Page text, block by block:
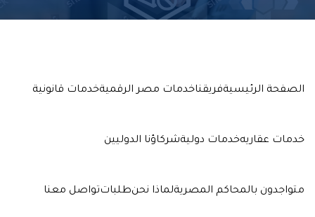
الصفحة الرئيسيةفريقناخدمات مصر الرقميةخدمات قانونية
خدمات عقاريهخدمات دوليةشركاؤنا الدوليين
متواجدون بالمحاكم المصريةلماذا نحنطلباتتواصل معنا